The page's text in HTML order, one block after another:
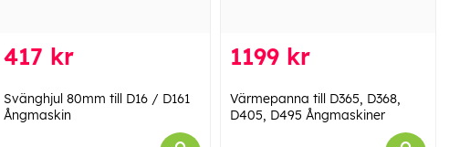
417 kr
Svänghjul 80mm till D16 / D161
Ångmaskin
1199 kr
Värmepanna till D365, D368,
D405, D495 Ångmaskiner